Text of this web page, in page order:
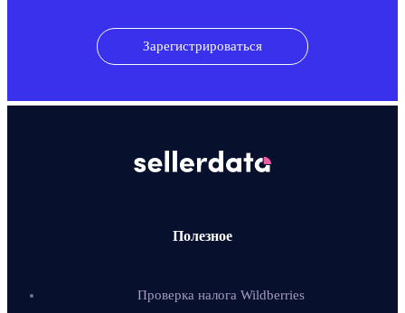
Зарегистрироваться
Полезное
Проверка налога Wildberries